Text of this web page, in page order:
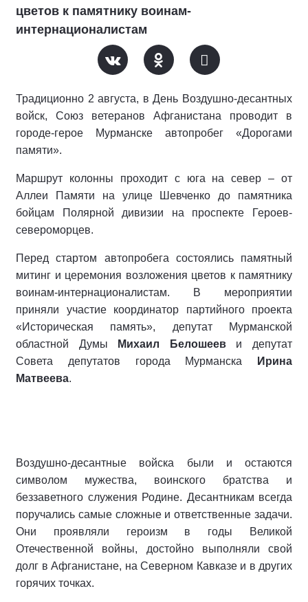
цветов к памятнику воинам-
интернационалистам
Традиционно 2 августа, в День Воздушно-десантных
войск, Союз ветеранов Афганистана проводит в
городе-герое Мурманске автопробег «Дорогами
памяти».
Маршрут колонны проходит с юга на север – от
Аллеи Памяти на улице Шевченко до памятника
бойцам Полярной дивизии на проспекте Героев-
североморцев.
Перед стартом автопробега состоялись памятный
митинг и церемония возложения цветов к памятнику
воинам-интернационалистам. В мероприятии
приняли участие координатор партийного проекта
«Историческая память», депутат Мурманской
областной Думы
Михаил Белошееви депутат
Совета депутатов города Мурманска
Ирина
Матвеева.
Воздушно-десантные войска были и остаются
символом мужества, воинского братства и
беззаветного служения Родине. Десантникам всегда
поручались самые сложные и ответственные задачи.
Они проявляли героизм в годы Великой
Отечественной войны, достойно выполняли свой
долг в Афганистане, на Северном Кавказе и в других
горячих точках.